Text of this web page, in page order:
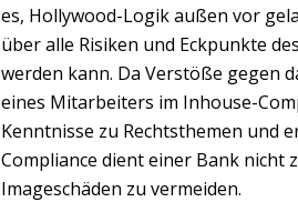
es, Hollywood-Logik außen vor
über alle Risiken und Eckpunkte
werden kann. Da Verstöße gegen
eines Mitarbeiters im Inhouse-
Kenntnisse zu Rechtsthemen und
Compliance dient einer Bank nicht
Imageschäden zu vermeiden.